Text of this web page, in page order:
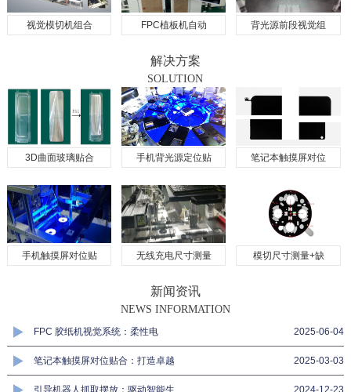
视觉模切机组合 FPC植板机自动 背光源前段视觉组
解决方案
SOLUTION
3D曲面玻璃贴合 手机背光源定位贴 笔记本触摸屏对位
手机触摸屏对位贴 无线充电尺寸测量 模切尺寸测量+缺
新闻资讯
NEWS INFORMATION
FPC 胶纸机视觉系统：柔性电 2025-06-04
笔记本触摸屏对位贴合：打造卓越 2025-03-03
引导机器人抓取摆放：驱动智能生 2024-12-23